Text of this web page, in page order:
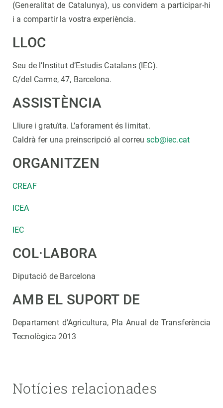
(Generalitat de Catalunya), us convidem a participar-hi
i a compartir la vostra experiència.
LLOC
Seu de l’Institut d’Estudis Catalans (IEC).
C/del Carme, 47, Barcelona.
ASSISTÈNCIA
Lliure i gratuïta. L’aforament és limitat.
Caldrà fer una preinscripció al correuscb@iec.cat
ORGANITZEN
CREAF
ICEA
IEC
COL·LABORA
Diputació de Barcelona
AMB EL SUPORT DE
Departament d'Agricultura, Pla Anual de Transferència
Tecnològica 2013
Notícies relacionades